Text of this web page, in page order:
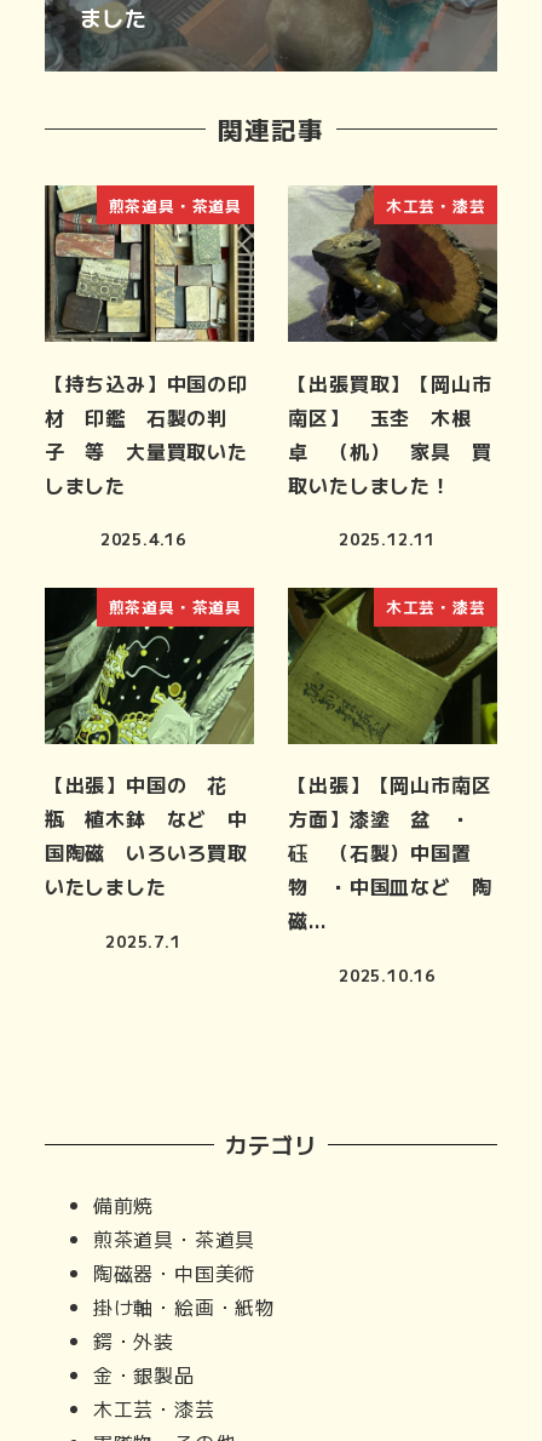
ました
関連記事
煎茶道具・茶道具
【持ち込み】中国の印
材 印鑑 石製の判
子 等 大量買取いた
しました
2025.4.16
木工芸・漆芸
【出張買取】【岡山市
南区】 玉杢 木根
卓 （机） 家具 買
取いたしました！
2025.12.11
煎茶道具・茶道具
【出張】中国の 花
瓶 植木鉢 など 中
国陶磁 いろいろ買取
いたしました
2025.7.1
木工芸・漆芸
【出張】【岡山市南区
方面】漆塗 盆 ・
砡 （石製）中国置
物 ・中国皿など 陶
磁…
2025.10.16
カテゴリ
備前焼
煎茶道具・茶道具
陶磁器・中国美術
掛け軸・絵画・紙物
鍔・外装
金・銀製品
木工芸・漆芸